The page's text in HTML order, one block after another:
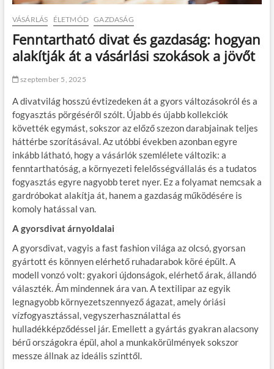
VÁSÁRLÁS ÉLETMÓD GAZDASÁG
Fenntartható divat és gazdaság: hogyan
alakítják át a vásárlási szokások a jövőt
szeptember 5, 2025
A divatvilág hosszú évtizedeken át a gyors változásokról és a
fogyasztás pörgéséről szólt. Újabb és újabb kollekciók
követték egymást, sokszor az előző szezon darabjainak teljes
háttérbe szorításával. Az utóbbi években azonban egyre
inkább látható, hogy a vásárlók szemlélete változik: a
fenntarthatóság, a környezeti felelősségvállalás és a tudatos
fogyasztás egyre nagyobb teret nyer. Ez a folyamat nemcsak a
gardróbokat alakítja át, hanem a gazdaság működésére is
komoly hatással van.
A gyorsdivat árnyoldalai
A gyorsdivat, vagyis a fast fashion világa az olcsó, gyorsan
gyártott és könnyen elérhető ruhadarabok köré épült. A
modell vonzó volt: gyakori újdonságok, elérhető árak, állandó
választék. Ám mindennek ára van. A textilipar az egyik
legnagyobb környezetszennyező ágazat, amely óriási
vízfogyasztással, vegyszerhasználattal és
hulladékképződéssel jár. Emellett a gyártás gyakran alacsony
bérű országokra épül, ahol a munkakörülmények sokszor
messze állnak az ideális szinttől.